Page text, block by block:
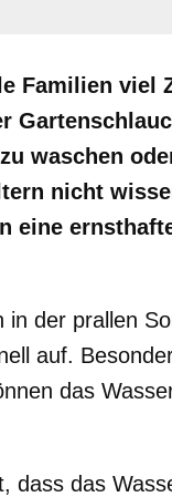
Familien viel
waschen
nicht
eine
in der prallen
auf.
das
dass das